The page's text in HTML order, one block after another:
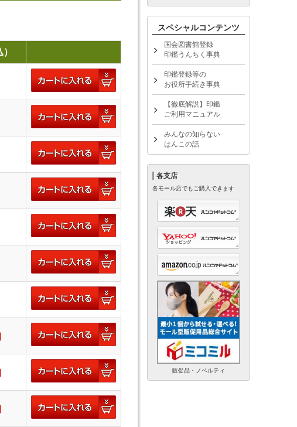
スペシャルコンテンツ
国会図書館登録
印鑑うんちく事典
印鑑登録等の
お役所手続き事典
【徹底解説】印鑑
ご利用マニュアル
みんなの知らない
はんこの話
各支店
各モール店でもご購入できます
販促品・ノベルティ